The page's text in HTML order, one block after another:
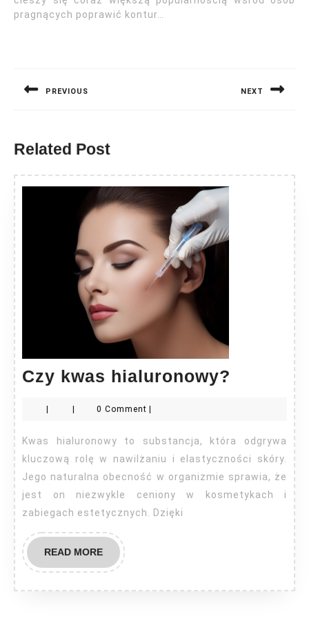
pragnących poprawić kontur…
PREVIOUS NEXT
Related Post
Czy kwas hialuronowy?
0 Comment
Kwas hialuronowy to substancja, która odgrywa
kluczową rolę w nawilżaniu i elastyczności skóry.
Jego naturalna obecność w organizmie sprawia, że
jest on niezwykle ceniony w kosmetykach i
zabiegach estetycznych. Dzięki
READ MOREREAD
MORE